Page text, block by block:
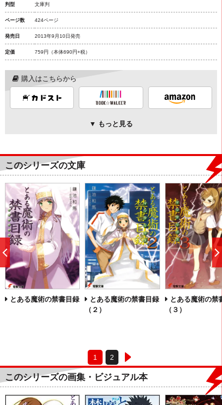
判型 文庫判
ページ数 424ページ
発売日 2013年9月10日発売
定価 759円 （本体690円+税）
購入はこちらから
▼ もっと見る
このシリーズの文庫
とある魔術の禁書目録
とある魔術の禁書目録
（２）
とある魔術の禁
（３）
1 2
へ
このシリーズの画集・ビジュアル本